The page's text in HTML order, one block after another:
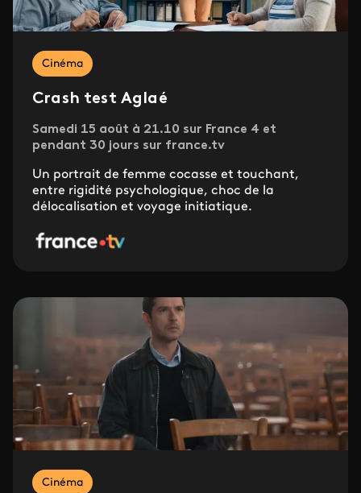
Cinéma
Crash test Aglaé
Samedi 15 août à 21.10 sur France 4 et
pendant 30 jours sur france.tv
Un portrait de femme cocasse et touchant,
entre rigidité psychologique, choc de la
délocalisation et voyage initiatique.
Cinéma